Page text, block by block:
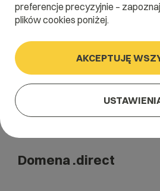
Szukaj
Domena .direct
preferencje precyzyjnie –
plików cookies poniżej.
AKCEPTUJĘ